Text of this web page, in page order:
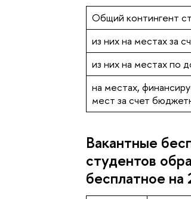
Общий контингент
из них на местах за
из них на местах по
на местах,
мест за счет
Вакантные
студентов
бесплатное